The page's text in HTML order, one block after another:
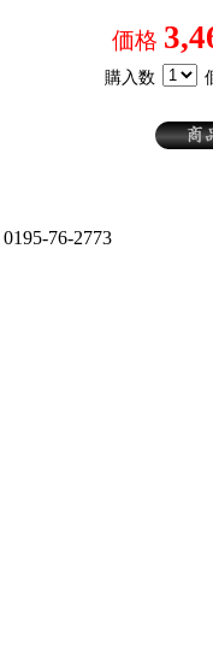
価格
購入数
0195-76-2773